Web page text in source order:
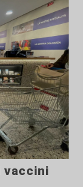
vaccini